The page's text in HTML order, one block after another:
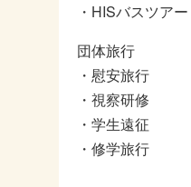
・HISバスツアー
団体旅行
・慰安旅行
・視察研修
・学生遠征
・修学旅行